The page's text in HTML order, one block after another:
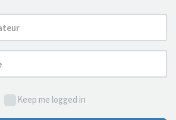
Keep me logged in